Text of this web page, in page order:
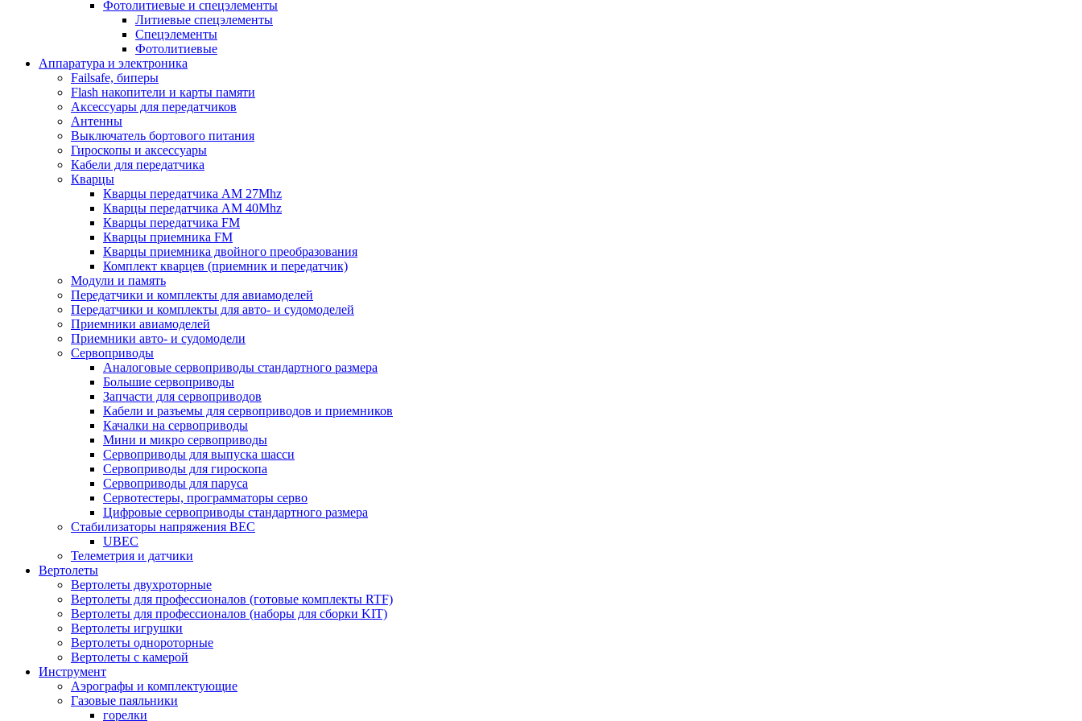
Фотолитиевые и спецэлементы
Литиевые спецэлементы
Спецэлементы
Фотолитиевые
Аппаратура и электроника
Failsafe, биперы
Flash накопители и карты памяти
Аксессуары для передатчиков
Антенны
Выключатель бортового питания
Гироскопы и аксессуары
Кабели для передатчика
Кварцы
Кварцы передатчика AM 27Mhz
Кварцы передатчика AM 40Mhz
Кварцы передатчика FM
Кварцы приемника FM
Кварцы приемника двойного преобразования
Комплект кварцев (приемник и передатчик)
Модули и память
Передатчики и комплекты для авиамоделей
Передатчики и комплекты для авто- и судомоделей
Приемники авиамоделей
Приемники авто- и судомодели
Сервоприводы
Аналоговые сервоприводы стандартного размера
Большие сервоприводы
Запчасти для сервоприводов
Кабели и разъемы для сервоприводов и приемников
Качалки на сервоприводы
Мини и микро сервоприводы
Сервоприводы для выпуска шасси
Сервоприводы для гироскопа
Сервоприводы для паруса
Сервотестеры, программаторы серво
Цифровые сервоприводы стандартного размера
Стабилизаторы напряжения BEC
UBEC
Телеметрия и датчики
Вертолеты
Вертолеты двухроторные
Вертолеты для профессионалов (готовые комплекты RTF)
Вертолеты для профессионалов (наборы для сборки KIT)
Вертолеты игрушки
Вертолеты однороторные
Вертолеты с камерой
Инструмент
Аэрографы и комплектующие
Газовые паяльники
горелки